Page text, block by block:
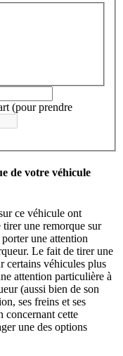
(pour prendre
de votre véhicule
ce véhicule ont
une remorque sur
une attention
Le fait de tirer une
certains véhicules plus
attention particulière à
(aussi bien de son
ses freins et ses
concernant cette
une des options